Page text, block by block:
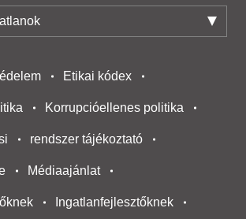
Etikai kódex
Korrupcióellenes politika
rendszer tájékoztató
Médiaajánlat
Ingatlanfejlesztőknek